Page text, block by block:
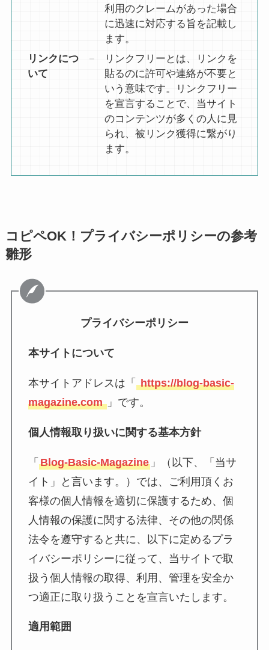
利用のクレームがあった場合
に迅速に対応する旨を記載し
ます。
リンクにつ
いて
リンクフリーとは、リンクを
貼るのに許可や連絡が不要と
いう意味です。リンクフリー
を宣言することで、当サイト
のコンテンツが多くの人に見
られ、被リンク獲得に繋がり
ます。
コピペOK！プライバシーポリシーの参考
雛形
プライバシーポリシー
本サイトについて
本サイトアドレスは「 https://blog-basic-
magazine.com」です。
個人情報取り扱いに関する基本方針
「 Blog-Basic-Magazine」（以下、「当サ
イト」と言います。）では、ご利用頂くお
客様の個人情報を適切に保護するため、個
人情報の保護に関する法律、その他の関係
法令を遵守すると共に、以下に定めるプラ
イバシーポリシーに従って、当サイトで取
扱う個人情報の取得、利用、管理を安全か
つ適正に取り扱うことを宣言いたします。
適用範囲